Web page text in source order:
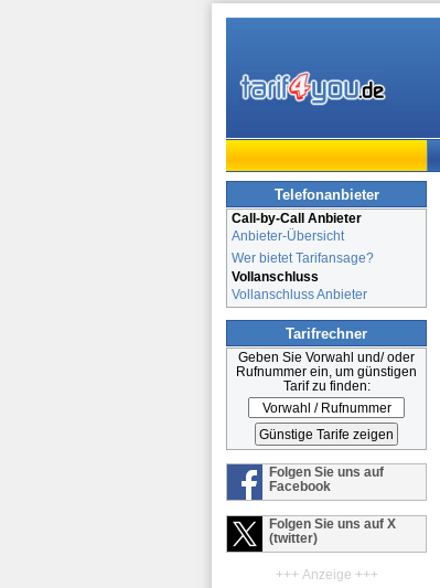
Telefonanbieter
Call-by-Call Anbieter
Anbieter-Übersicht
Wer bietet Tarifansage?
Vollanschluss
Vollanschluss Anbieter
Tarifrechner
Geben Sie Vorwahl und/ oder
Rufnummer ein, um günstigen
Tarif zu finden:
Folgen Sie uns auf
Facebook
Folgen Sie uns auf X
(twitter)
+++ Anzeige +++